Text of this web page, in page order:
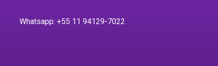
Whatsapp: +55 11 94129-7022